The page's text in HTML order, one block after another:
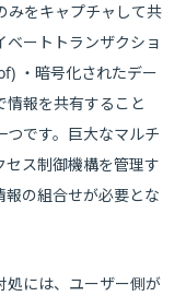
みをキャプチャして共
ートトランザクショ
・暗号化されたデー
情報を共有すること
つです。巨大なマルチ
セス制御機構を管理す
報の組合せが必要とな
処には、ユーザー側が